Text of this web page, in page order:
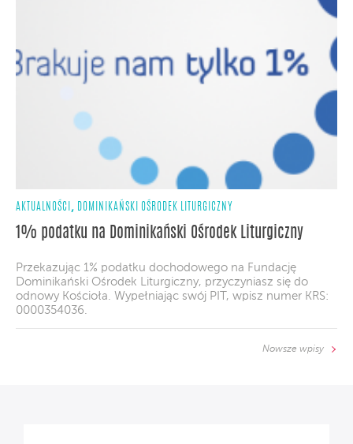
AKTUALNOŚCI , DOMINIKAŃSKI OŚRODEK LITURGICZNY
1% podatku na Dominikański Ośrodek Liturgiczny
Przekazując 1% podatku dochodowego na Fundację
Dominikański Ośrodek Liturgiczny, przyczyniasz się do
odnowy Kościoła. Wypełniając swój PIT, wpisz numer KRS:
0000354036.
Nowsze wpisy